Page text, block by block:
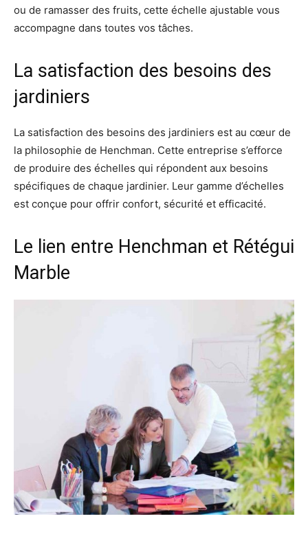
ou de ramasser des fruits, cette échelle ajustable vous
accompagne dans toutes vos tâches.
La satisfaction des besoins des
jardiniers
La satisfaction des besoins des jardiniers est au cœur de
la philosophie de Henchman. Cette entreprise s’efforce
de produire des échelles qui répondent aux besoins
spécifiques de chaque jardinier. Leur gamme d’échelles
est conçue pour offrir confort, sécurité et efficacité.
Le lien entre Henchman et Rétégui
Marble